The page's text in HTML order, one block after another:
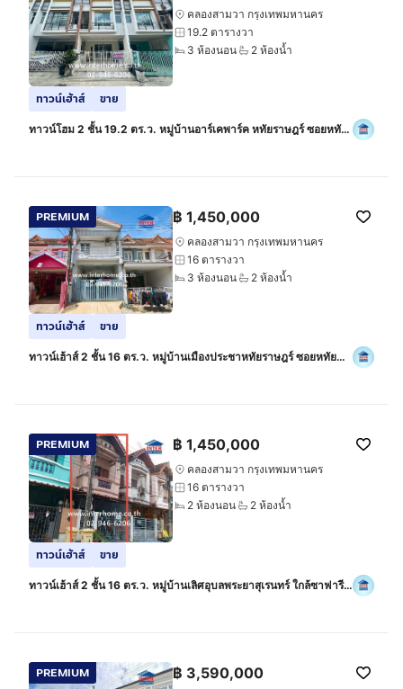
คลองสามวา กรุงเทพมหานคร
19.2 ตารางวา
3 ห้องนอน
2 ห้องน้ำ
ทาวน์เฮ้าส์ ขาย
ทาวน์โฮม 2 ชั้น 19.2 ตร.ว. หมู่บ้านอาร์เคพาร์ค หทัยราษฎร์ ซอยหทัย
PREMIUM ฿ 1,450,000
คลองสามวา กรุงเทพมหานคร
16 ตารางวา
3 ห้องนอน
2 ห้องน้ำ
ทาวน์เฮ้าส์ ขาย
ทาวน์เฮ้าส์ 2 ชั้น 16 ตร.ว. หมู่บ้านเมืองประชาหทัยราษฎร์ ซอยหทัย
PREMIUM ฿ 1,450,000
คลองสามวา กรุงเทพมหานคร
16 ตารางวา
2 ห้องนอน
2 ห้องน้ำ
ทาวน์เฮ้าส์ ขาย
ทาวน์เฮ้าส์ 2 ชั้น 16 ตร.ว. หมู่บ้านเลิศอุบลพระยาสุเรนทร์ ใกล้ซาฟารี
PREMIUM ฿ 3,590,000